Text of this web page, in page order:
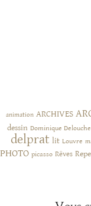
animation ARCHIVES
dessin Dominique Delouche
delprat lit Louvre
PHOTO picasso Rêves